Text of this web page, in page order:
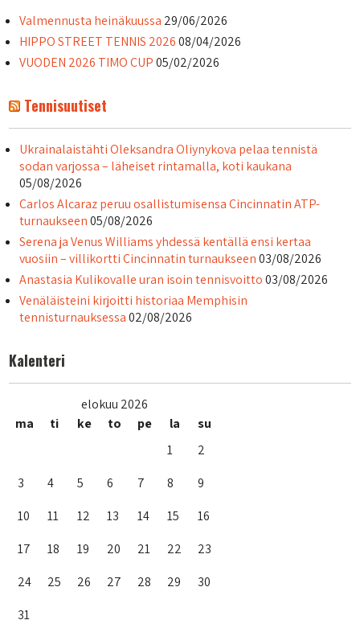
Valmennusta heinäkuussa 29/06/2026
HIPPO STREET TENNIS 2026 08/04/2026
VUODEN 2026 TIMO CUP 05/02/2026
Tennisuutiset
Ukrainalaistähti Oleksandra Oliynykova pelaa tennistä
sodan varjossa – läheiset rintamalla, koti kaukana
05/08/2026
Carlos Alcaraz peruu osallistumisensa Cincinnatin ATP-
turnaukseen 05/08/2026
Serena ja Venus Williams yhdessä kentällä ensi kertaa
vuosiin – villikortti Cincinnatin turnaukseen 03/08/2026
Anastasia Kulikovalle uran isoin tennisvoitto 03/08/2026
Venäläisteini kirjoitti historiaa Memphisin
tennisturnauksessa 02/08/2026
Kalenteri
elokuu 2026
ma
ti ke to pe la
su
1
2
3
4 5 6 7 8
9
10
11 12 13 14 15
16
17
18 19 20 21 22
23
24
25 26 27 28 29
30
31